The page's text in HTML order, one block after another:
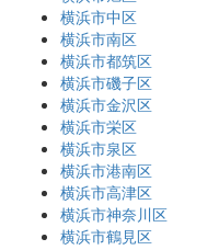
横浜市中区
横浜市南区
横浜市都筑区
横浜市磯子区
横浜市金沢区
横浜市栄区
横浜市泉区
横浜市港南区
横浜市高津区
横浜市神奈川区
横浜市鶴見区